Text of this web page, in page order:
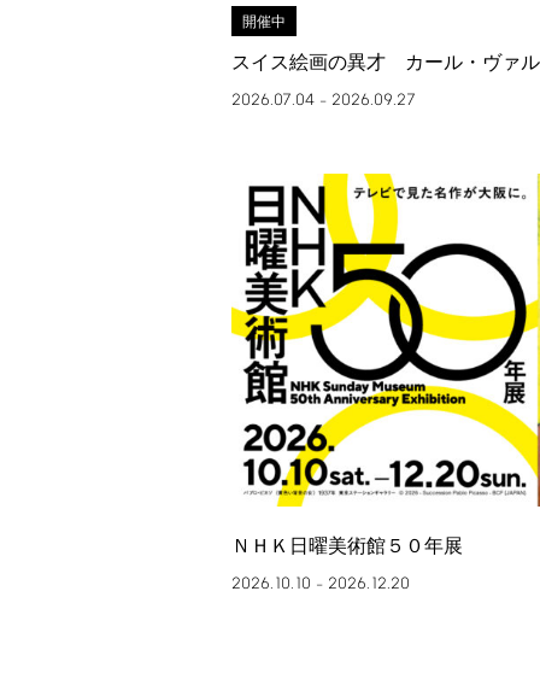
開催中
スイス絵画の異才 カール・ヴァ
2026.07.04 – 2026.09.27
ＮＨＫ日曜美術館５０年展
2026.10.10 – 2026.12.20